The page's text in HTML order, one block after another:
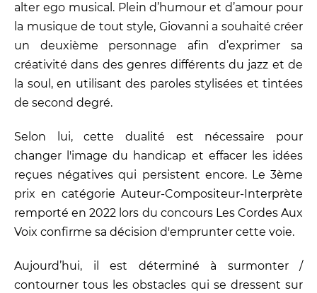
alter ego musical. Plein d’humour et d’amour pour
la musique de tout style, Giovanni a souhaité créer
un deuxième personnage afin d’exprimer sa
créativité dans des genres différents du jazz et de
la soul, en utilisant des paroles stylisées et tintées
de second degré.
Selon lui, cette dualité est nécessaire pour
changer l'image du handicap et effacer les idées
reçues négatives qui persistent encore. Le 3ème
prix en catégorie Auteur-Compositeur-Interprète
remporté en 2022 lors du concours Les Cordes Aux
Voix confirme sa décision d'emprunter cette voie.
Aujourd’hui, il est déterminé à surmonter /
contourner tous les obstacles qui se dressent sur